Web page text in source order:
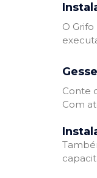
O
Conte
Com